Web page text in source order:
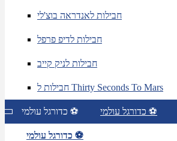
חבילות לאנדראה בוצ'לי
חבילות לדיפ פרפל
חבילות לניק קייב
חבילות ל Thirty Seconds To Mars
כדורגל עולמי ⚽ כדורגל עולמי ⚽
כדורגל עולמי ⚽